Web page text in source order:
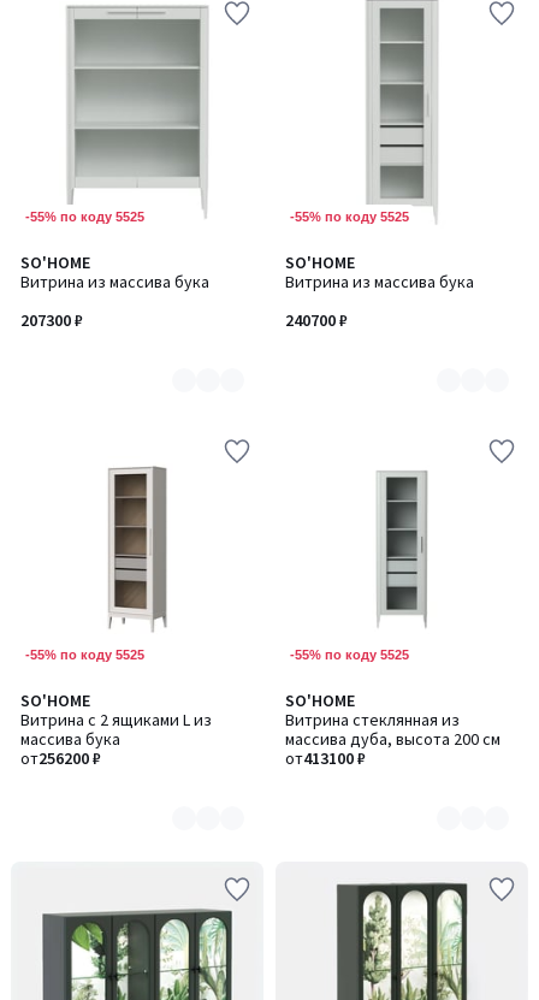
-55% по коду 5525
SO'HOME
Витрина из массива бука
207300 ₽
Количество
цветов:
6
-55% по коду 5525
SO'HOME
Витрина из массива бука
240700 ₽
Количество
цветов:
6
-55% по коду 5525
SO'HOME
Витрина с 2 ящиками L из
массива бука
от256200 ₽
Количество
цветов:
2
-55% по коду 5525
SO'HOME
Витрина стеклянная из
массива дуба, высота 200 см
от413100 ₽
Количество
цветов:
7